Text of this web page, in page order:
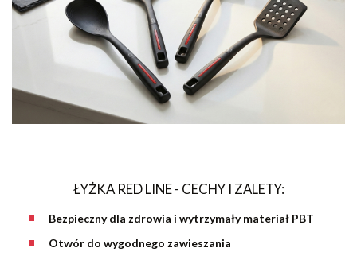
ŁYŻKA RED LINE - CECHY I ZALETY:
Bezpieczny dla zdrowia i wytrzymały materiał PBT
Otwór do wygodnego zawieszania